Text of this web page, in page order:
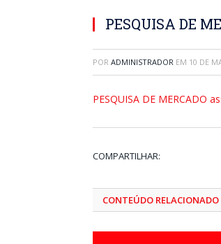
PESQUISA DE
POR ADMINISTRADOR EM 10 DE
PESQUISA DE MERCADO
COMPARTILHAR:
CONTEÚDO RELACIONADO